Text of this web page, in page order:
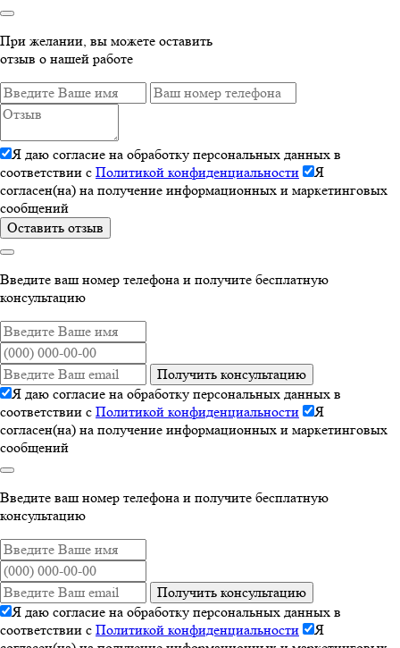
При желании, вы можете оставить
отзыв о нашей работе
Я даю согласие на обработку персональных данных в
соответствии с Политикой конфиденциальности
Я
согласен(на) на получение информационных и маркетинговых
сообщений
Оставить отзыв
Введите ваш номер телефона и получите бесплатную
консультацию
Получить консультацию
Я даю согласие на обработку персональных данных в
соответствии с Политикой конфиденциальности
Я
согласен(на) на получение информационных и маркетинговых
сообщений
Введите ваш номер телефона и получите бесплатную
консультацию
Получить консультацию
Я даю согласие на обработку персональных данных в
соответствии с Политикой конфиденциальности
Я